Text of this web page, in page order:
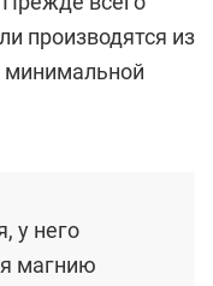
производятся из
у него
магнию